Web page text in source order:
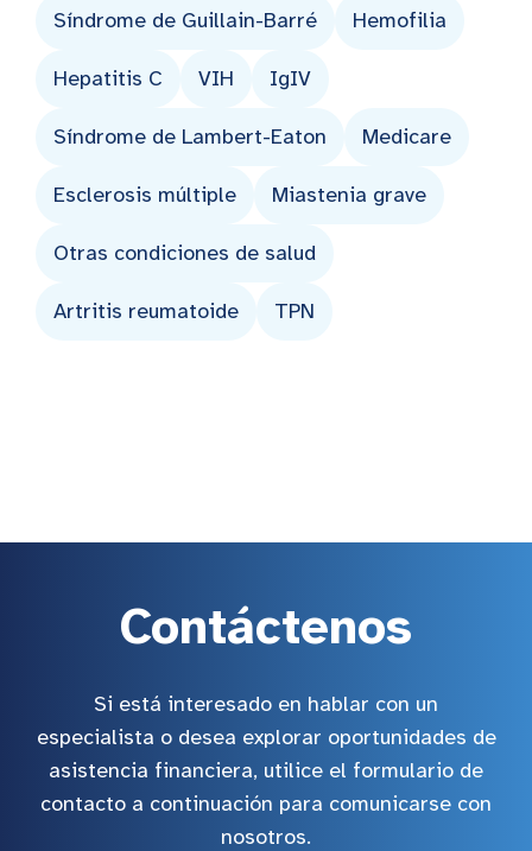
Síndrome de Guillain-Barré Hemofilia
Hepatitis C VIH IgIV
Síndrome de Lambert-Eaton Medicare
Esclerosis múltiple Miastenia grave
Otras condiciones de salud
Artritis reumatoide TPN
Contáctenos
Si está interesado en hablar con un
especialista o desea explorar oportunidades de
asistencia financiera, utilice el formulario de
contacto a continuación para comunicarse con
nosotros.